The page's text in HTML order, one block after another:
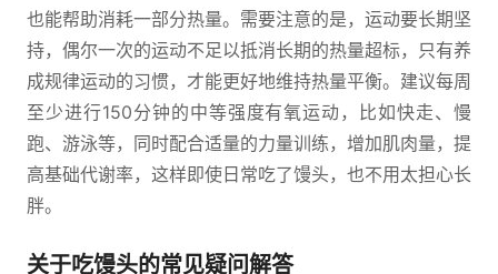
也能帮助消耗一部分热量。需要注意的是，运动要长期坚
持，偶尔一次的运动不足以抵消长期的热量超标，只有养
成规律运动的习惯，才能更好地维持热量平衡。建议每周
至少进行150分钟的中等强度有氧运动，比如快走、慢
跑、游泳等，同时配合适量的力量训练，增加肌肉量，提
高基础代谢率，这样即使日常吃了馒头，也不用太担心长
胖。
关于吃馒头的常见疑问解答